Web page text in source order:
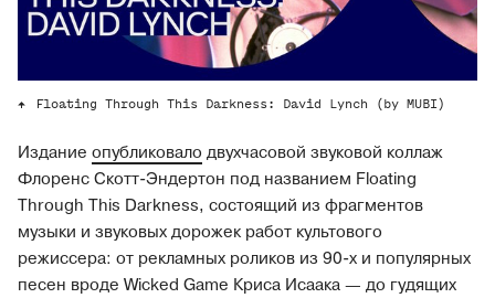
Floating Through This Darkness: David Lynch (by MUBI)
Издание опубликовало двухчасовой звуковой коллаж
Флоренс Скотт-Эндертон под названием Floating
Through This Darkness, состоящий из фрагментов
музыки и звуковых дорожек работ культового
режиссера: от рекламных роликов из 90-х и популярных
песен вроде Wicked Game Криса Исаака — до гудящих